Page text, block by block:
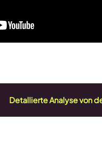
Detallierte Analyse von